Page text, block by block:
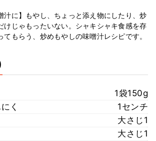
汁に】もやし、ちょっと添え物にしたり、炒
けじゃもったいない。シャキシャキ食感を存
てもらう、炒めもやしの味噌汁レシピです。
1袋150g
く
1センチ
大さじ1
大さじ1